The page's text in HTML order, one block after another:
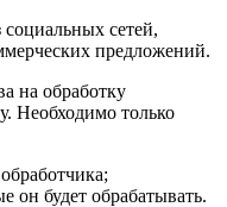
социальных сетей,
предложений.
на обработку
Необходимо только
он будет обрабатывать.